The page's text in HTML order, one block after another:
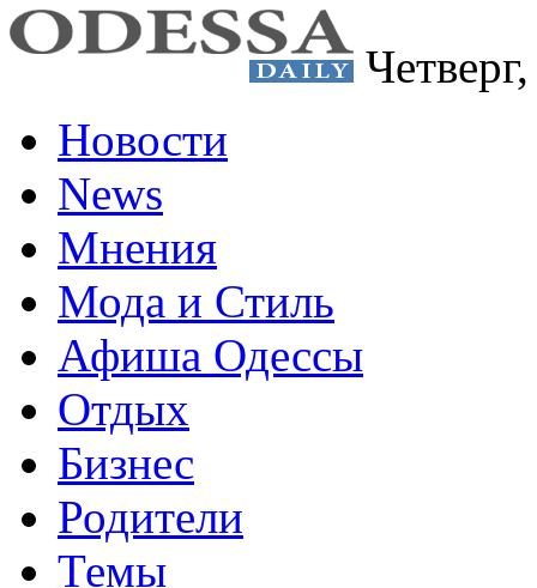
Новости
News
Мнения
Мода и Стиль
Афиша Одессы
Отдых
Бизнес
Родители
Темы